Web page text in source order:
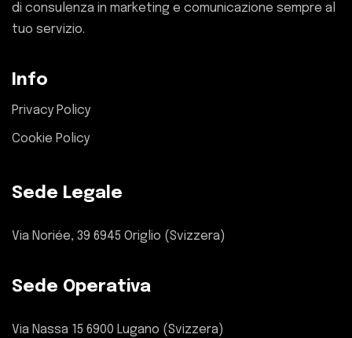
di consulenza in marketing e comunicazione sempre al
tuo servizio.
Info
Privacy Policy
Cookie Policy
Sede Legale
Via Noriée, 39 6945 Origlio (Svizzera)
Sede Operativa
Via Nassa 15 6900 Lugano (Svizzera)